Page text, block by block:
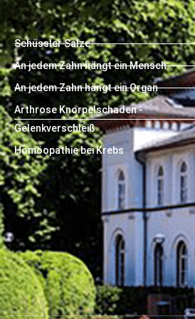
Schüssler Salze
An jedem Zahn hängt ein Mensch
An jedem Zahn hängt ein Organ
Arthrose Knorpelschaden -
Gelenkverschleiß
Homöopathie bei Krebs